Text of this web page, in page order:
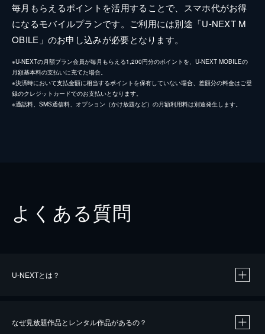
毎月もらえるポイントを活用することで、スマホ代がお得
になるモバイルプランです。ご利用には別途「U-NEXT M
OBILE」のお申し込みが必要となります。
※U-NEXTの月額プラン会員が毎月もらえる1,200円分のポイントを、U-NEXT MOBILEの
月額基本料の支払いに充てた場合。
※決済時において支払金額に相当するポイントを保有していない場合、差額分の料金はご登
録のクレジットカードでのお支払いとなります。
※通話料、SMS通信料、オプション（かけ放題など）の月額利用料は別途発生します。
よくある質問
U-NEXTとは？
なぜ見放題作品とレンタル作品があるの？